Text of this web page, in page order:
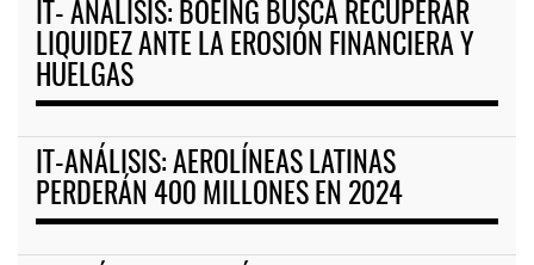
IT- ANÁLISIS: BOEING BUSCA RECUPERAR
LIQUIDEZ ANTE LA EROSIÓN FINANCIERA Y
HUELGAS
IT-ANÁLISIS: AEROLÍNEAS LATINAS
PERDERÁN 400 MILLONES EN 2024